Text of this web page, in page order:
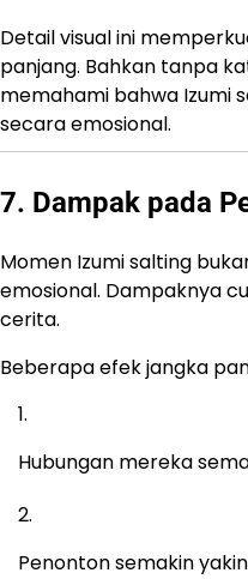
Detail visual ini
panjang. Bahkan tanpa
memahami bahwa Izumi
secara emosional.
7. Dampak pada
Momen Izumi salting
emosional. Dampaknya
cerita.
Beberapa efek jangka
Hubungan mereka
Penonton semakin